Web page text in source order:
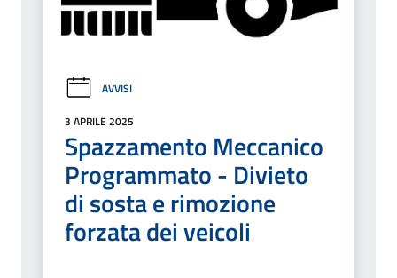
AVVISI
3 APRILE 2025
Spazzamento Meccanico
Programmato - Divieto
di sosta e rimozione
forzata dei veicoli